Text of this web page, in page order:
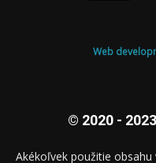
Web
© 2020 -
Akékoľvek použitie